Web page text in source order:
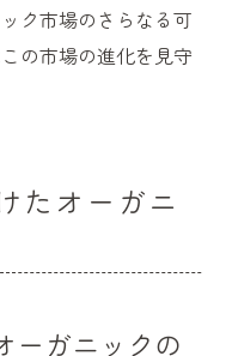
ク市場のさらなる可
の市場の進化を見守
たオーガニ
ーガニックの